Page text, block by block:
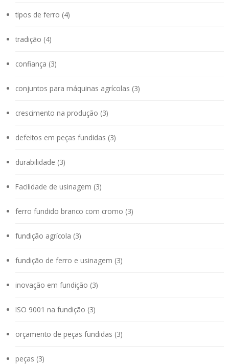
tipos de ferro (4)
tradição (4)
confiança (3)
conjuntos para máquinas agrícolas (3)
crescimento na produção (3)
defeitos em peças fundidas (3)
durabilidade (3)
Facilidade de usinagem (3)
ferro fundido branco com cromo (3)
fundição agrícola (3)
fundição de ferro e usinagem (3)
inovação em fundição (3)
ISO 9001 na fundição (3)
orçamento de peças fundidas (3)
peças (3)